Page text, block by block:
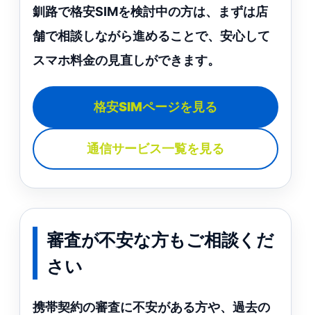
釧路で格安SIMを検討中の方は、まずは店
舗で相談しながら進めることで、安心して
スマホ料金の見直しができます。
格安SIMページを見る
通信サービス一覧を見る
審査が不安な方もご相談くだ
さい
携帯契約の審査に不安がある方や、過去の